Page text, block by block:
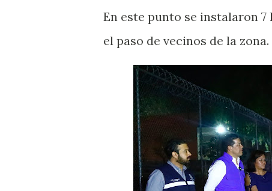
En este punto se instalaron
el paso de vecinos de la zona.